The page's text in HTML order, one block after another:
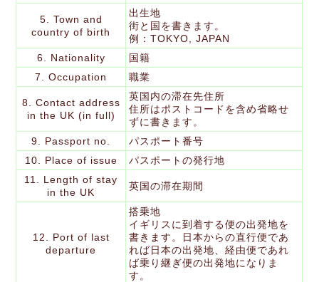
5. Town and
country of birth
出生地
街と国を書きます。
例：TOKYO, JAPAN
6. Nationality
国籍
7. Occupation
職業
8. Contact address
in the UK (in full)
英国内の滞在先住所
住所はポストコードを含め省略せ
ずに書きます。
9. Passport no.
パスポート番号
10. Place of issue
パスポートの発行地
11. Length of stay
in the UK
英国の滞在期間
12. Port of last
departure
搭乗地
イギリスに到着する便の出発地を
書きます。日本からの直行便であ
れば日本の出発地、経由便であれ
ば乗り継ぎ便の出発地になりま
す。